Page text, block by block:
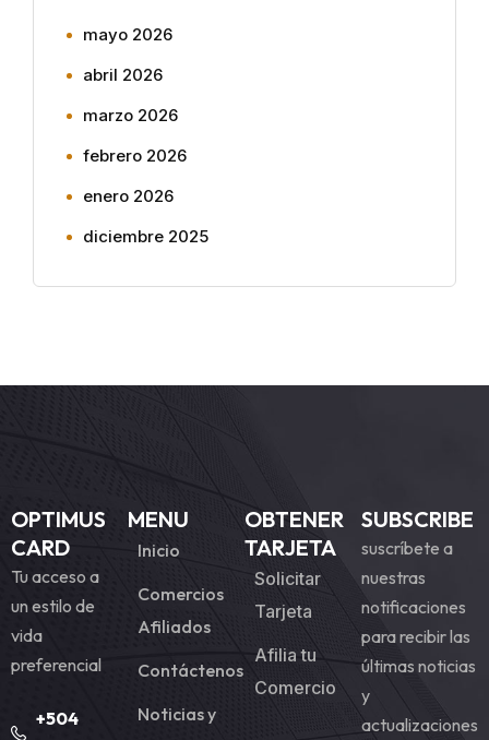
mayo 2026
abril 2026
marzo 2026
febrero 2026
enero 2026
diciembre 2025
OPTIMUS
CARD
Tu acceso a
un estilo de
vida
preferencial
+504
MENU
Inicio
Comercios
Afiliados
Contáctenos
Noticias y
OBTENER
TARJETA
Solicitar
Tarjeta
Afilia tu
Comercio
SUBSCRIBE
suscríbete a
nuestras
notificaciones
para recibir las
últimas noticias
y
actualizaciones